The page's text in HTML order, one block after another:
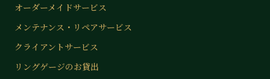
オーダーメイドサービス
メンテナンス・リペアサービス
クライアントサービス
リングゲージのお貸出